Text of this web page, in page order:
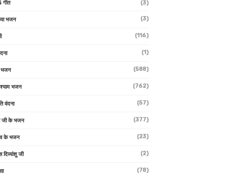
गीत (3)
भजन (3)
(116)
(1)
भजन (588)
भजन (762)
वंदना (57)
जी के भजन (377)
के भजन (23)
दिव्यांशु जी (2)
(78)